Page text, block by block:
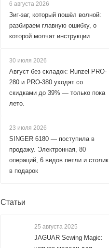
6 августа 2026
Зиг-заг, который пошёл волной:
разбираем главную ошибку, о
которой молчат инструкции
30 июля 2026
Август без складок: Runzel PRO-
280 и PRO-380 уходят со
скидками до 39% — только пока
лето.
23 июля 2026
SINGER 6180 — поступила в
продажу. Электронная, 80
операций, 6 видов петли и столик
в подарок
Статьи
25 августа 2025
JAGUAR Sewing Magic: